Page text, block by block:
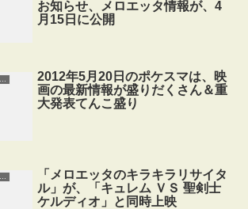
お知らせ、メロエッタ情報が、4
月15日に公開
ＶＳ 聖剣士ケルディオ
2012年5月20日のポケスマは、映
画の最新情報が盛りだくさん＆重
大発表てんこ盛り
ＶＳ 聖剣士ケルディオ
「メロエッタのキラキラリサイタ
ル」が、「キュレム ＶＳ 聖剣士
ケルディオ」と同時上映